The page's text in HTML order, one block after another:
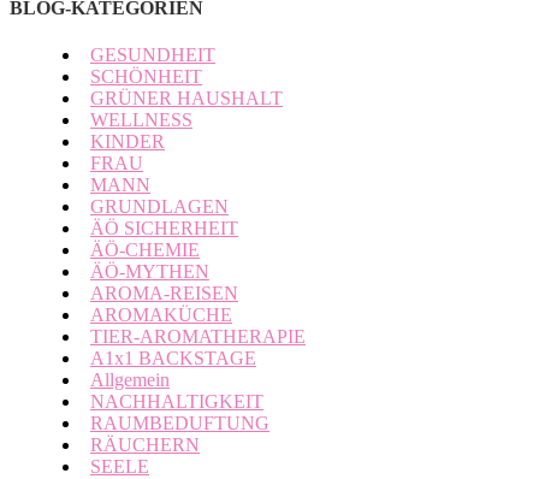
BLOG-KATEGORIEN
GESUNDHEIT
SCHÖNHEIT
GRÜNER HAUSHALT
WELLNESS
KINDER
FRAU
MANN
GRUNDLAGEN
ÄÖ SICHERHEIT
ÄÖ-CHEMIE
ÄÖ-MYTHEN
AROMA-REISEN
AROMAKÜCHE
TIER-AROMATHERAPIE
A1x1 BACKSTAGE
Allgemein
NACHHALTIGKEIT
RAUMBEDUFTUNG
RÄUCHERN
SEELE